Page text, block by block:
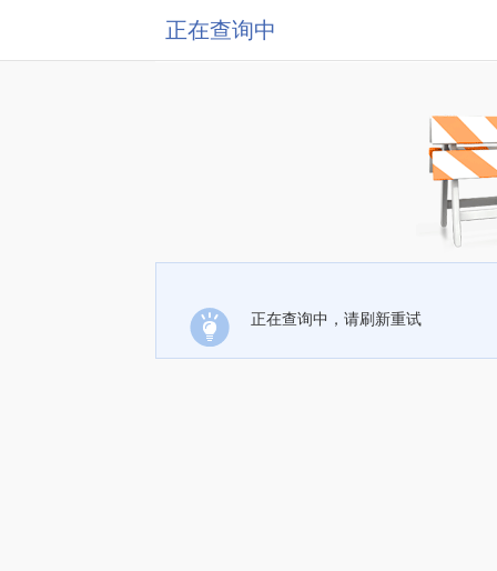
正在查询中
正在查询中，请刷新重试